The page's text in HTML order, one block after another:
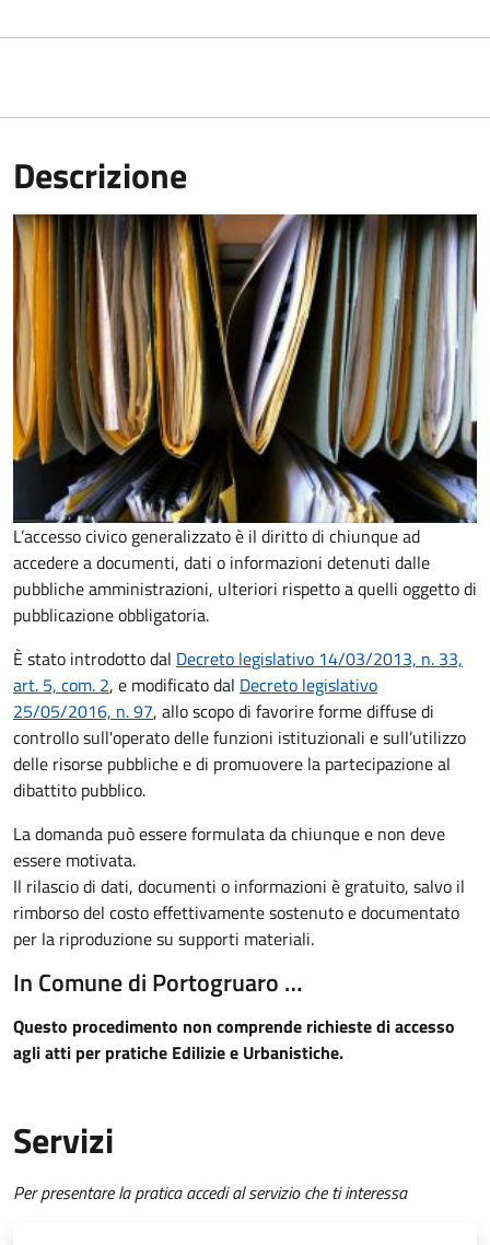
Descrizione
L’accesso civico generalizzato è il diritto di chiunque ad
accedere a documenti, dati o informazioni detenuti dalle
pubbliche amministrazioni, ulteriori rispetto a quelli oggetto di
pubblicazione obbligatoria.
È stato introdotto dal Decreto legislativo 14/03/2013, n. 33,
art. 5, com. 2, e modificato dal Decreto legislativo
25/05/2016, n. 97, allo scopo di favorire forme diffuse di
controllo sull'operato delle funzioni istituzionali e sull’utilizzo
delle risorse pubbliche e di promuovere la partecipazione al
dibattito pubblico.
La domanda può essere formulata da chiunque e non deve
essere motivata.
Il rilascio di dati, documenti o informazioni è gratuito, salvo il
rimborso del costo effettivamente sostenuto e documentato
per la riproduzione su supporti materiali.
In Comune di Portogruaro …
Questo procedimento non comprende richieste di accesso
agli atti per pratiche Edilizie e Urbanistiche.
Servizi
Per presentare la pratica accedi al servizio che ti interessa